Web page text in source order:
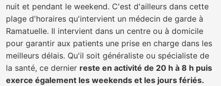
nuit et pendant le weekend. C'est d'ailleurs dans cette
plage d'horaires qu'intervient un médecin de garde à
Ramatuelle. Il intervient dans un centre ou à domicile
pour garantir aux patients une prise en charge dans les
meilleurs délais. Qu'il soit généraliste ou spécialiste de
la santé, ce dernier reste en activité de 20 h à 8 h puis
exerce également les weekends et les jours fériés.